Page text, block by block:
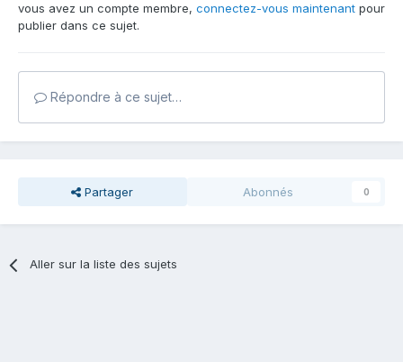
vous avez un compte membre, connectez-vous maintenant pour
publier dans ce sujet.
Répondre à ce sujet…
Partager Abonnés 0
Aller sur la liste des sujets